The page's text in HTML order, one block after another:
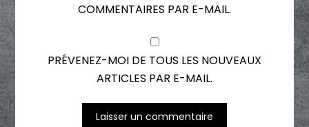
COMMENTAIRES PAR E-MAIL.
PRÉVENEZ-MOI DE TOUS LES NOUVEAUX
ARTICLES PAR E-MAIL.